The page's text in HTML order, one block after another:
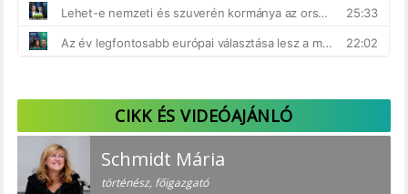
CIKK ÉS VIDEÓAJÁNLÓ
Schmidt Mária
történész, főigazgató